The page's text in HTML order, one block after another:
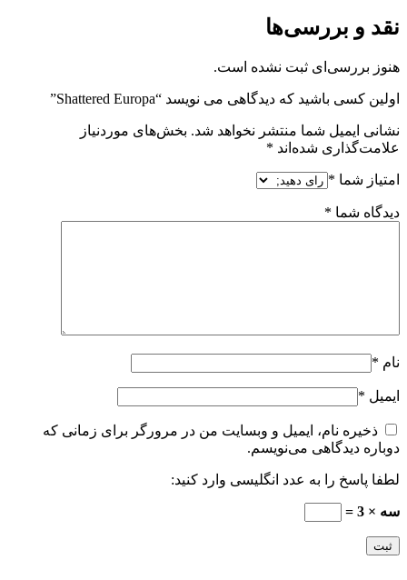
نقد و بررسی‌ها
هنوز بررسی‌ای ثبت نشده است.
اولین کسی باشید که دیدگاهی می نویسد “Shattered Europa”
نشانی ایمیل شما منتشر نخواهد شد. بخش‌های موردنیاز
علامت‌گذاری شده‌اند *
امتیاز شما *
دیدگاه شما *
نام *
ایمیل *
ذخیره نام، ایمیل و وبسایت من در مرورگر برای زمانی که
دوباره دیدگاهی می‌نویسم.
لطفا پاسخ را به عدد انگلیسی وارد کنید:
سه × 3 =